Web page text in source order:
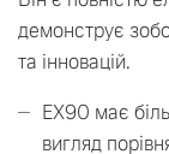
демонструє
та інновацій.
EX90 має
вигляд